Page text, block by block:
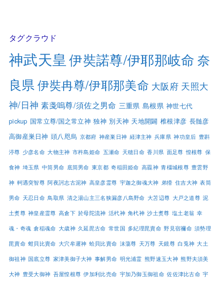
タグクラウド
神武天皇 伊奘諾尊/伊耶那岐命 奈
良県 伊奘冉尊/伊耶那美命 大阪府 天照大
神/日神 素戔嗚尊/須佐之男命 三重県 島根県 神世七代
pickup 国常立尊/国之常立神 独神 別天神 天地開闢 椎根津彦 長髄彦
高御産巣日神 頭八咫烏 京都府 神産巣日神 経津主神 兵庫県 神功皇后 豊斟
渟尊 少彦名命 大物主神 市杵島姫命 五瀬命 天穂日命 香川県 面足尊 惶根尊 保
食神 埼玉県 中筒男命 底筒男命 東京都 奇稲田姫命 高龗神 青橿城根尊 豊雲野
神 軻遇突智尊 阿夜訶志古泥神 高皇彦霊尊 宇迦之御魂大神 弟猾 住吉大神 表筒
男命 天忍日命 鳥取県 清之湯山主三名狭漏彦八島野命 大苫辺尊 大戸之道尊 泥
土煑尊 神皇産霊尊 高倉下 於母陀流神 活杙神 角杙神 沙土煑尊 塩土老翁 幸
魂・奇魂 倉稲魂命 大歳神 久延毘古命 常世国 多紀理毘賣命 野見宿禰命 須勢理
毘賣命 蚶貝比賣命 大穴牟遲神 蛤貝比賣命 沫蕩尊 天万尊 天鏡尊 白兎神 大土
御祖神 国底立尊 家津美御子大神 事解男命 明光浦霊 熊野速玉大神 熊野夫須美
大神 豊受大御神 吾屋惶根尊 伊加利比売命 宇加乃御玉御祖命 佐佐津比古命 宇